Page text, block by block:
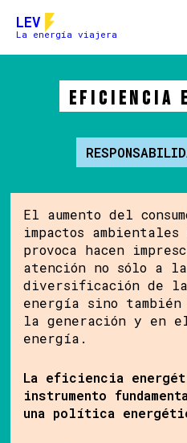
LEV
La energía viajera
Eficiencia
El aumento del
impactos
provoca hacen
atención no sólo a
diversificación de
energía sino
la generación y en
energía.
La eficiencia
instrumento
una política